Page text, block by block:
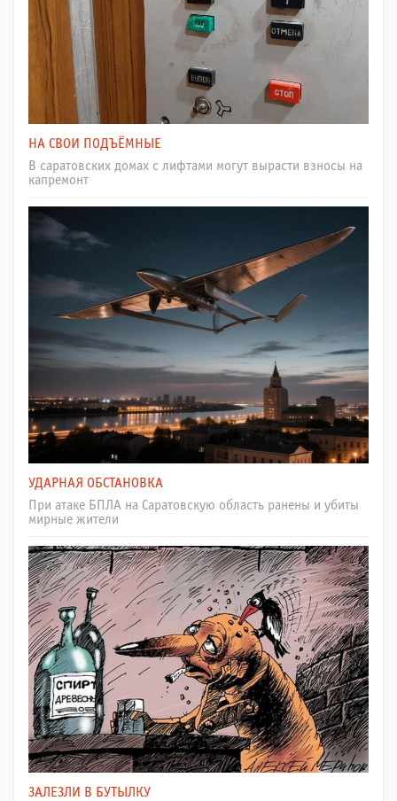
НА СВОИ ПОДЪЁМНЫЕ
В саратовских домах с лифтами могут вырасти взносы на
капремонт
УДАРНАЯ ОБСТАНОВКА
При атаке БПЛА на Саратовскую область ранены и убиты
мирные жители
ЗАЛЕЗЛИ В БУТЫЛКУ